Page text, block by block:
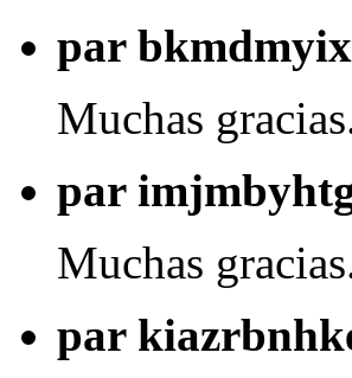
par
Muchas
par
Muchas
par